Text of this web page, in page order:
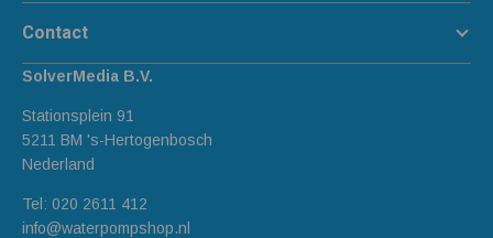
Contact
SolverMedia B.V.
Stationsplein 91
5211 BM 's-Hertogenbosch
Nederland
Tel: 020 2611 412
info@waterpompshop.nl